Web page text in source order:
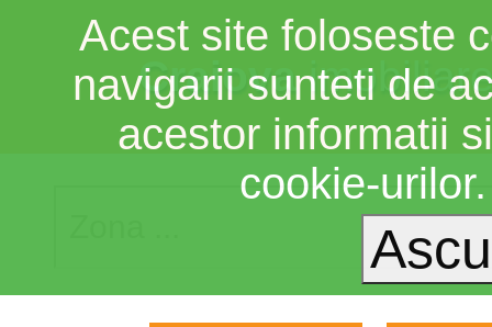
Craiova
Acest site foloseste
navigarii sunteti de
acestor informatii
cookie-